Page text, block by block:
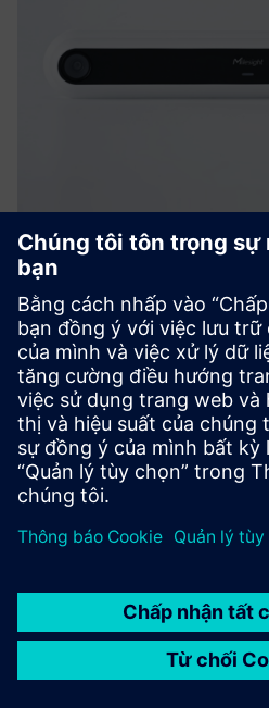
VS126 AI Ultra
Counter
Powered by Binocular Stereo
ceiling environments. Mounted
75m² with GDPR-compliant
potential of grand-scale venues.
Tìm hiểu thêm